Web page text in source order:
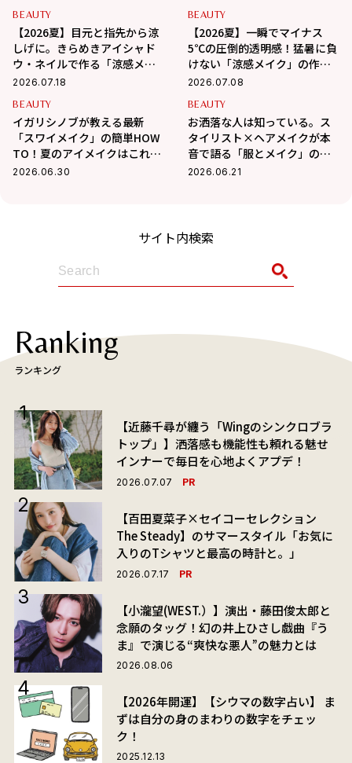
BEAUTY
【2026夏】目元と指先から涼
しげに。きらめきアイシャド
ウ・ネイルで作る「涼感メイ
ク」
2026.07.18
BEAUTY
【2026夏】一瞬でマイナス
5℃の圧倒的透明感！猛暑に負
けない「涼感メイク」の作り
方
2026.07.08
BEAUTY
イガリシノブが教える最新
「スワイメイク」の簡単HOW
TO！夏のアイメイクはこれで
決まり！
2026.06.30
BEAUTY
お洒落な人は知っている。ス
タイリスト×ヘアメイクが本
音で語る「服とメイク」の法
則
2026.06.21
サイト内検索
Ranking
ランキング
【近藤千尋が纏う「Wingのシンクロブラ
トップ」】洒落感も機能性も頼れる魅せ
インナーで毎日を心地よくアプデ！
2026.07.07 PR
【百田夏菜子×セイコーセレクション
The Steady】のサマースタイル「お気に
入りのTシャツと最高の時計と。」
2026.07.17 PR
【小瀧望(WEST.）】演出・藤田俊太郎と
念願のタッグ！幻の井上ひさし戯曲『う
ま』で演じる“爽快な悪人”の魅力とは
2026.08.06
【2026年開運】【シウマの数字占い】 ま
ずは自分の身のまわりの数字をチェッ
ク！
2025.12.13